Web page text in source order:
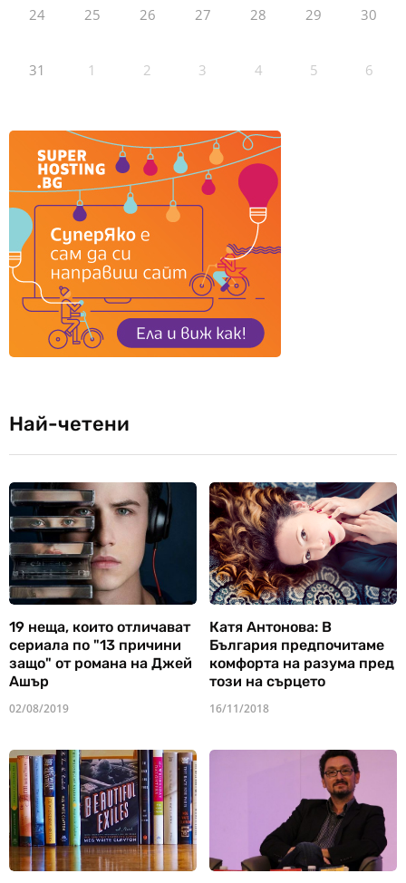
24 25 26 27 28 29 30
31 1 2 3 4 5 6
Най-четени
19 неща, които отличават
сериала по "13 причини
защо" от романа на Джей
Ашър
02/08/2019
Катя Антонова: В
България предпочитаме
комфорта на разума пред
този на сърцето
16/11/2018